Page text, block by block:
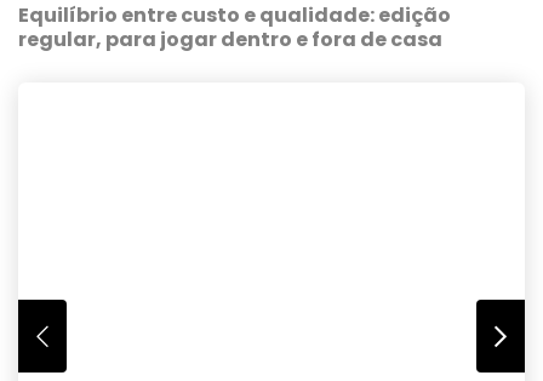
Equilíbrio entre custo e qualidade: edição
regular, para jogar dentro e fora de casa